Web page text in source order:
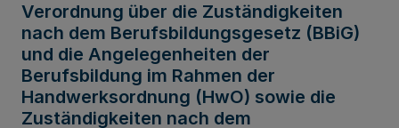
Verordnung über die Zuständigkeiten
nach dem Berufsbildungsgesetz (BBiG)
und die Angelegenheiten der
Berufsbildung im Rahmen der
Handwerksordnung (HwO) sowie die
Zuständigkeiten nach dem